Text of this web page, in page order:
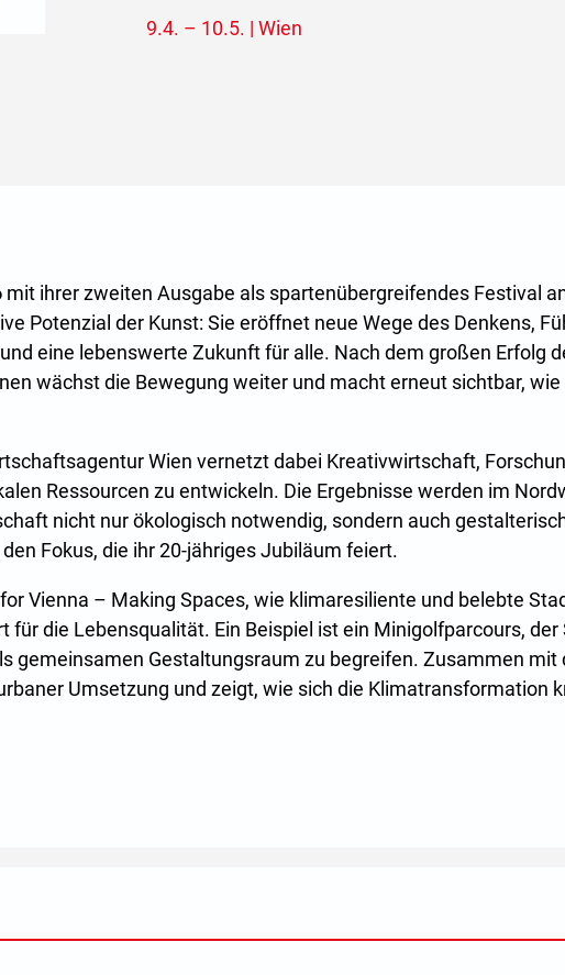
9.4. – 10.5. | Wien
mit ihrer zweiten Ausgabe als spartenübergreifendes Festival
Potenzial der Kunst: Sie eröffnet neue Wege des Denkens,
eine lebenswerte Zukunft für alle. Nach dem großen Erfolg
wächst die Bewegung weiter und macht erneut sichtbar,
Wien vernetzt dabei Kreativwirtschaft,
Ressourcen zu entwickeln. Die Ergebnisse werden im
nicht nur ökologisch notwendig, sondern auch
Fokus, die ihr 20-jähriges Jubiläum feiert.
Vienna – Making Spaces, wie klimaresiliente und belebte
die Lebensqualität. Ein Beispiel ist ein Minigolfparcours,
gemeinsamen Gestaltungsraum zu begreifen. Zusammen mit
Umsetzung und zeigt, wie sich die Klimatransformation